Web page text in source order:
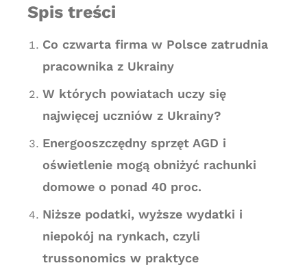
Spis treści
Co czwarta firma w Polsce zatrudnia
pracownika z Ukrainy
W których powiatach uczy się
najwięcej uczniów z Ukrainy?
Energooszczędny sprzęt AGD i
oświetlenie mogą obniżyć rachunki
domowe o ponad 40 proc.
Niższe podatki, wyższe wydatki i
niepokój na rynkach, czyli
trussonomics w praktyce